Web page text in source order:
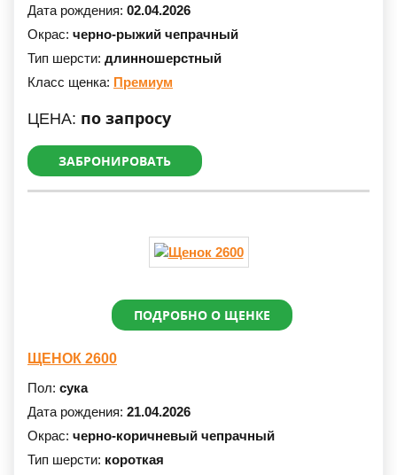
Дата рождения: 02.04.2026
Окрас: черно-рыжий чепрачный
Тип шерсти: длинношерстный
Класс щенка: Премиум
ЦЕНА: по запросу
ЗАБРОНИРОВАТЬ
ПОДРОБНО О ЩЕНКЕ
ЩЕНОК 2600
Пол: сука
Дата рождения: 21.04.2026
Окрас: черно-коричневый чепрачный
Тип шерсти: короткая